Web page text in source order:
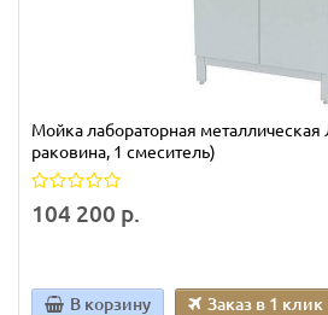
Мойка лабораторная
раковина, 1 смеситель)
104 200 р.
В корзину Заказ в 1 клик